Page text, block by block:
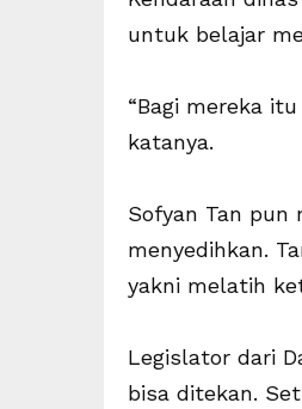
untuk belajar
“Bagi mereka
katanya.
Sofyan Tan pun
menyedihkan.
yakni melatih
Legislator dari
bisa ditekan.